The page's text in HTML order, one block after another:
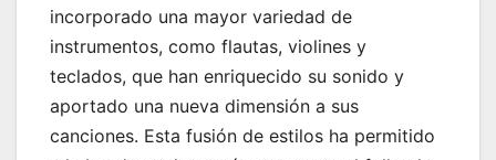
incorporado una mayor variedad de
instrumentos, como flautas, violines y
teclados, que han enriquecido su sonido y
aportado una nueva dimensión a sus
canciones. Esta fusión de estilos ha permitido